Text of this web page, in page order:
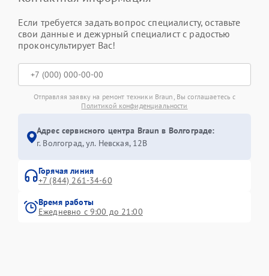
Если требуется задать вопрос специалисту, оставьте
свои данные и дежурный специалист с радостью
проконсультирует Вас!
Отправляя заявку на ремонт техники Braun, Вы соглашаетесь с
Политикой конфиденциальности
Адрес сервисного центра Braun в Волгограде:
г. Волгоград, ул. Невская, 12В
Горячая линия
+7 (844) 261-34-60
Время работы
Ежедневно с 9:00 до 21:00